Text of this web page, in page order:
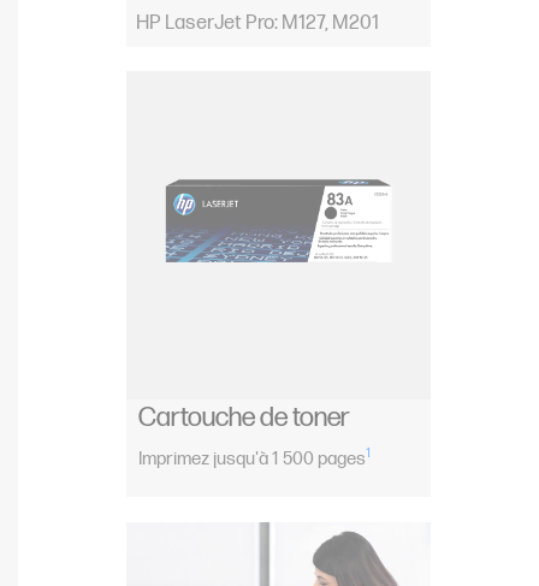
HP LaserJet Pro: M127, M201
Cartouche de toner
Imprimez jusqu'à 1 500 pages1